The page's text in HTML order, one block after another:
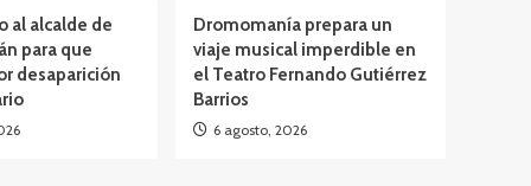
al alcalde de
para que
desaparición
Dromomanía prepara un
viaje musical imperdible en
el Teatro Fernando Gutiérrez
Barrios
6 agosto, 2026